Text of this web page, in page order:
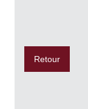
Retour